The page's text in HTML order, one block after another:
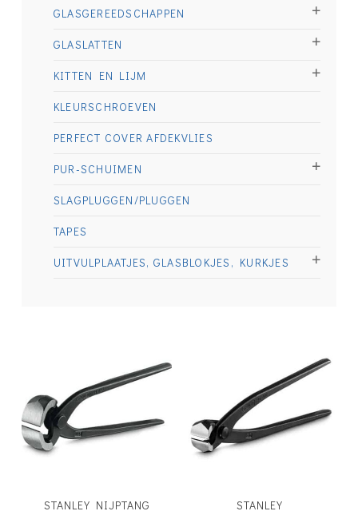
GLASGEREEDSCHAPPEN
GLASLATTEN
KITTEN EN LIJM
KLEURSCHROEVEN
PERFECT COVER AFDEKVLIES
PUR-SCHUIMEN
SLAGPLUGGEN/PLUGGEN
TAPES
UITVULPLAATJES, GLASBLOKJES, KURKJES
STANLEY NIJPTANG
STANLEY